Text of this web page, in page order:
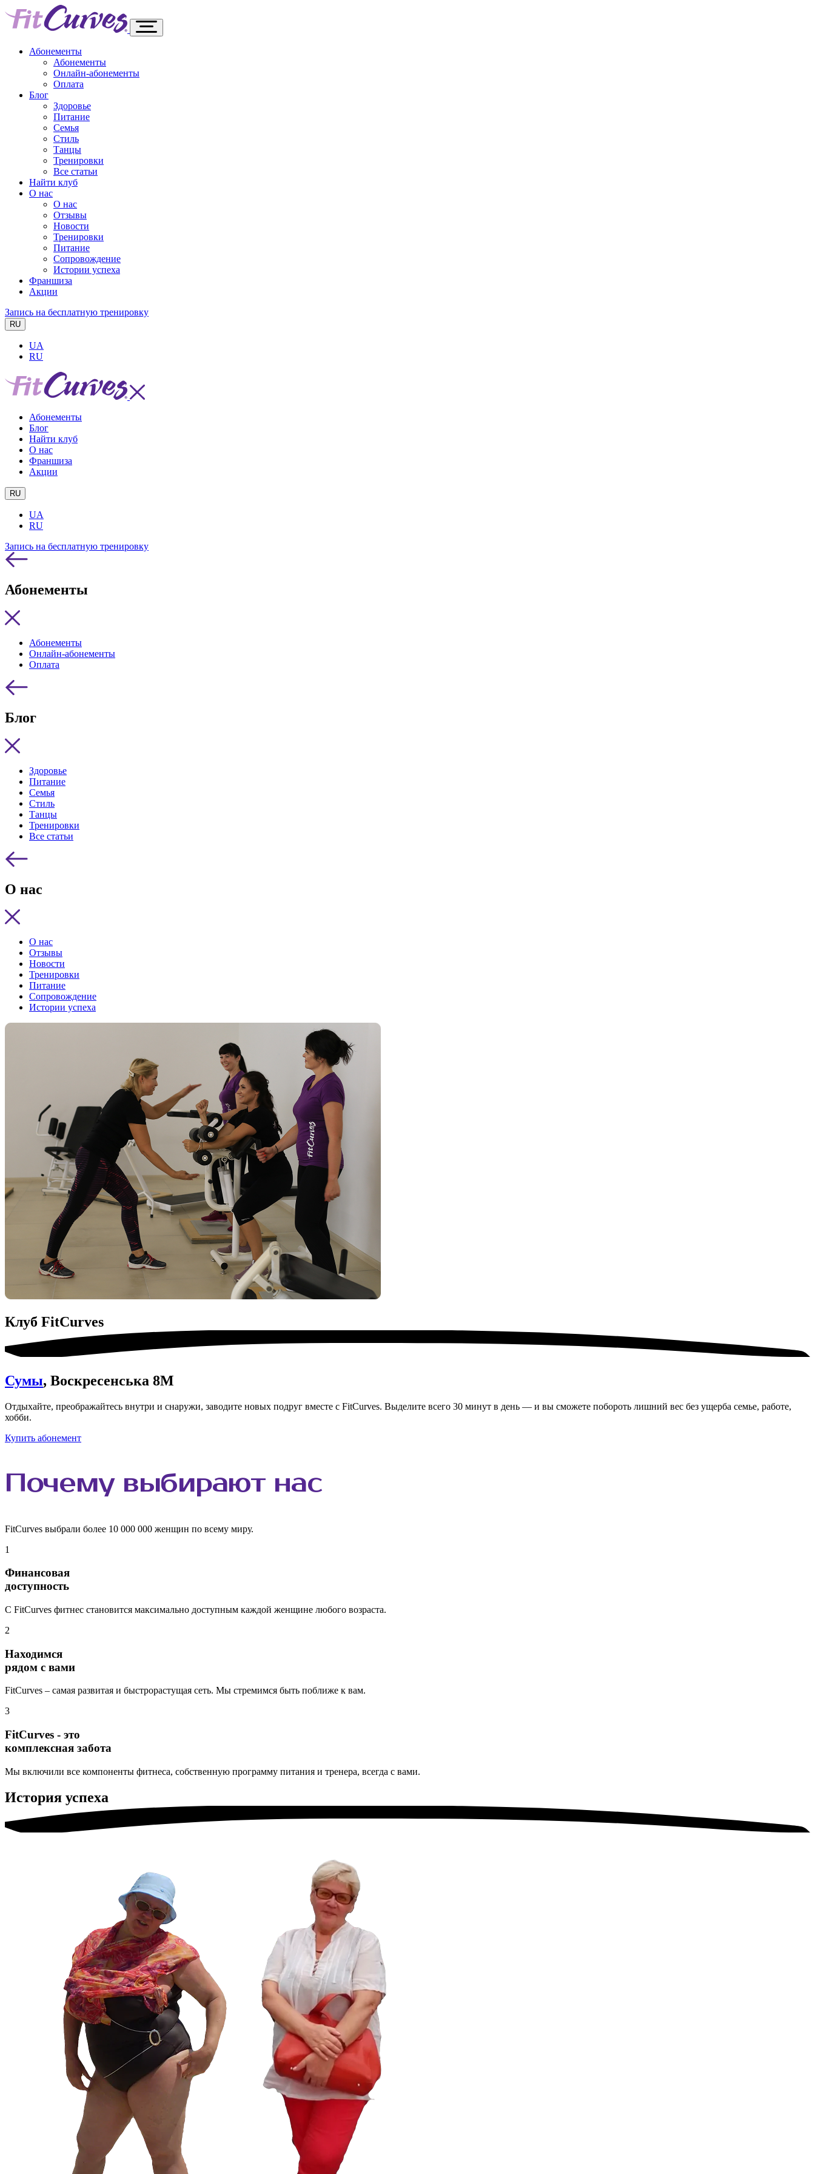
Абонементы
Абонементы
Онлайн-абонементы
Оплата
Блог
Здоровье
Питание
Семья
Стиль
Танцы
Тренировки
Все статьи
Найти клуб
О нас
О нас
Отзывы
Новости
Тренировки
Питание
Сопровождение
Истории успеха
Франшиза
Акции
Запись на бесплатную тренировку
RU
UA
RU
Абонементы
Блог
Найти клуб
О нас
Франшиза
Акции
RU
UA
RU
Запись на бесплатную тренировку
Абонементы
Абонементы
Онлайн-абонементы
Оплата
Блог
Здоровье
Питание
Семья
Стиль
Танцы
Тренировки
Все статьи
О нас
О нас
Отзывы
Новости
Тренировки
Питание
Сопровождение
Истории успеха
Клуб FitСurves
Сумы, Воскресенська 8M
Отдыхайте, преображайтесь внутри и снаружи, заводите новых подруг вместе с FitCurves. Выделите всего 30 минут в день — и вы сможете побороть лишний вес без ущерба семье, работе,
хобби.
Купить абонемент
Почему выбираютнас
FitCurves выбрали более 10 000 000 женщин по всему миру.
1
Финансовая
доступность
С FitCurves фитнес становится максимально доступным каждой женщине любого возраста.
2
Находимся
рядом с вами
FitCurves – самая развитая и быстрорастущая сеть. Мы стремимся быть поближе к вам.
3
FitCurves - это
комплексная забота
Мы включили все компоненты фитнеса, собственную программу питания и тренера, всегда с вами.
История успеха